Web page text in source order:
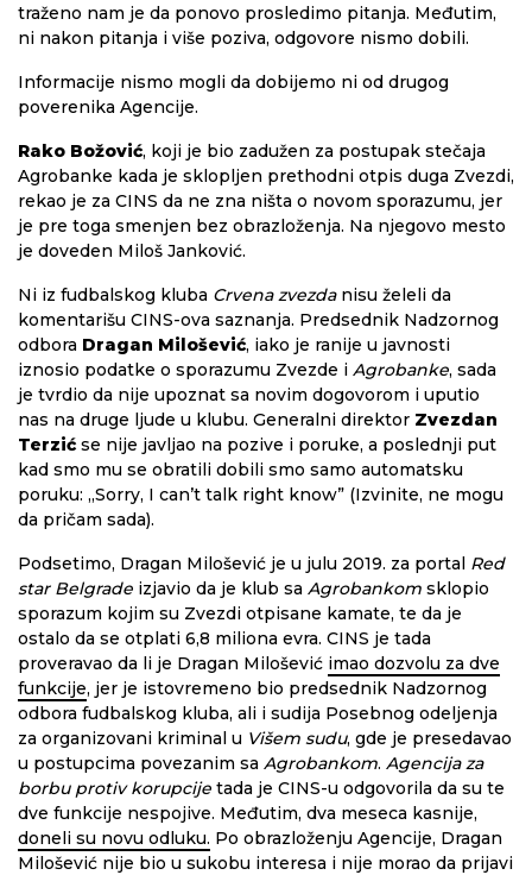
traženo nam je da ponovo prosledimo pitanja. Međutim,
ni nakon pitanja i više poziva, odgovore nismo dobili.
Informacije nismo mogli da dobijemo ni od drugog
poverenika Agencije.
Rako Božović, koji je bio zadužen za postupak stečaja
Agrobanke kada je sklopljen prethodni otpis duga Zvezdi,
rekao je za CINS da ne zna ništa o novom sporazumu, jer
je pre toga smenjen bez obrazloženja. Na njegovo mesto
je doveden Miloš Janković.
Ni iz fudbalskog kluba Crvena zvezdanisu želeli da
komentarišu CINS-ova saznanja. Predsednik Nadzornog
odbora Dragan Milošević, iako je ranije u javnosti
iznosio podatke o sporazumu Zvezde i Agrobanke, sada
je tvrdio da nije upoznat sa novim dogovorom i uputio
nas na druge ljude u klubu. Generalni direktor Zvezdan
Terzić se nije javljao na pozive i poruke, a poslednji put
kad smo mu se obratili dobili smo samo automatsku
poruku: „Sorry, I can’t talk right know” (Izvinite, ne mogu
da pričam sada).
Podsetimo, Dragan Milošević je u julu 2019. za portal Red
star Belgrade izjavio da je klub sa Agrobankom sklopio
sporazum kojim su Zvezdi otpisane kamate, te da je
ostalo da se otplati 6,8 miliona evra. CINS je tada
proveravao da li je Dragan Milošević imao dozvolu za dve
funkcije, jer je istovremeno bio predsednik Nadzornog
odbora fudbalskog kluba, ali i sudija Posebnog odeljenja
za organizovani kriminal u Višem sudu, gde je presedavao
u postupcima povezanim sa Agrobankom. Agencija za
borbu protiv korupcije tada je CINS-u odgovorila da su te
dve funkcije nespojive. Međutim, dva meseca kasnije,
doneli su novu odluku. Po obrazloženju Agencije, Dragan
Milošević nije bio u sukobu interesa i nije morao da prijavi